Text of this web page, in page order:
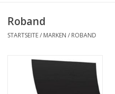
Edelstahl
Rohstoffe & Präsentation
Roband
STARTSEITE/ MARKEN / ROBAND